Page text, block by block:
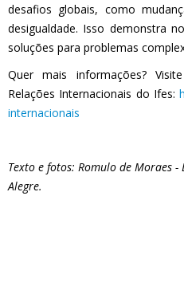
desafios globais, como
desigualdade. Isso demonstra
soluções para problemas
Quer mais informações?
Relações Internacionais do Ifes:
internacionais
Texto e fotos: Romulo de Moraes
Alegre.